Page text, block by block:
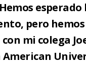
pero
mi colega
American